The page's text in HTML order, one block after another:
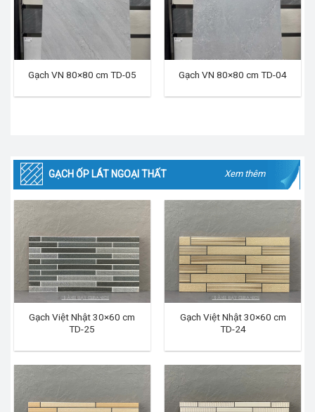
Gạch VN 80×80 cm TD-05 Gạch VN 80×80 cm TD-04
GẠCH ỐP LÁT NGOẠI THẤT Xem thêm
Gạch Việt Nhật 30×60 cm
TD-25
Gạch Việt Nhật 30×60 cm
TD-24